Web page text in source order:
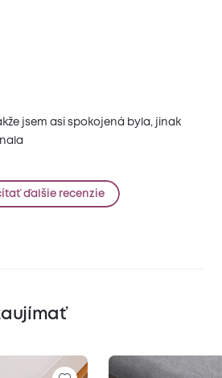
jsem asi spokojená byla, jinak
ďalšie recenzie